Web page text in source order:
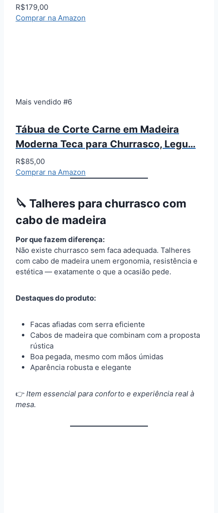
R$179,00
Comprar na Amazon
Mais vendido #6
Tábua de Corte Carne em Madeira
Moderna Teca para Churrasco, Legu…
R$85,00
Comprar na Amazon
🔪 Talheres para churrasco com
cabo de madeira
Por que fazem diferença:
Não existe churrasco sem faca adequada. Talheres
com cabo de madeira unem ergonomia, resistência e
estética — exatamente o que a ocasião pede.
Destaques do produto:
Facas afiadas com serra eficiente
Cabos de madeira que combinam com a proposta
rústica
Boa pegada, mesmo com mãos úmidas
Aparência robusta e elegante
👉 Item essencial para conforto e experiência real à
mesa.